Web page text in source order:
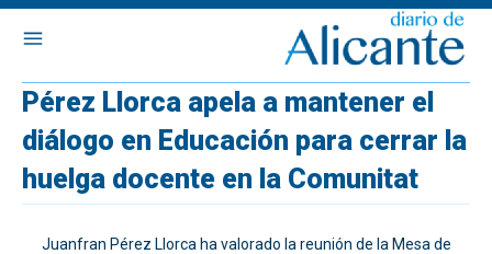
Pérez Llorca apela a mantener el
diálogo en Educación para cerrar la
huelga docente en la Comunitat
Juanfran Pérez Llorca ha valorado la reunión de la Mesa de